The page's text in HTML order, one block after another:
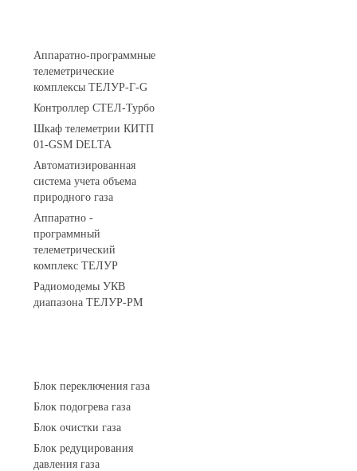
Аппаратно-программные
телеметрические
комплексы ТЕЛУР-Г-G
Контроллер СТЕЛ-Турбо
Шкаф телеметрии КИТП
01-GSM DELTA
Автоматизированная
система учета объема
природного газа
Аппаратно -
программный
телеметрический
комплекс ТЕЛУР
Радиомодемы УКВ
диапазона ТЕЛУР-РМ
Блок переключения газа
Блок подогрева газа
Блок очистки газа
Блок редуцирования
давления газа